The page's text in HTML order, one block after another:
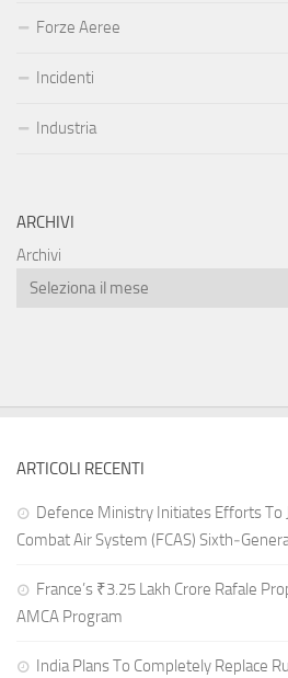
Forze Aeree
Incidenti
Industria
ARCHIVI
Archivi
ARTICOLI RECENTI
Defence Ministry Initiates Efforts To
Combat Air System (FCAS)
France’s ₹3.25 Lakh Crore Rafale
AMCA Program
India Plans To Completely Replace